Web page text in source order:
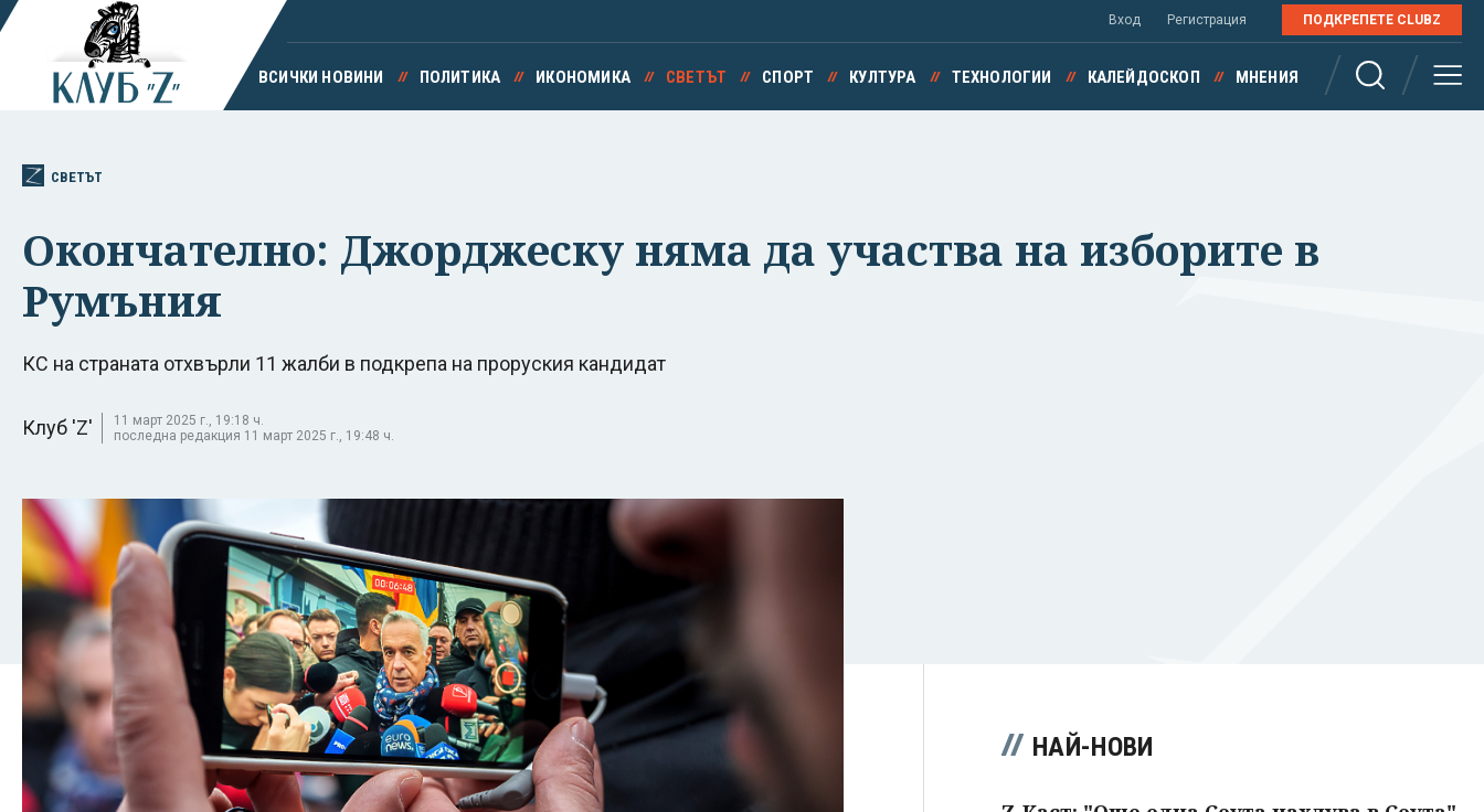
Вход Регистрация ПОДКРЕПЕТЕ CLUBZ
ВСИЧКИ НОВИНИ ПОЛИТИКА ИКОНОМИКА СВЕТЪТ СПОРТ КУЛТУРА ТЕХНОЛОГИИ КАЛЕЙДОСКОП МНЕНИЯ
СВЕТЪТ
Окончателно: Джорджеску няма да участва на изборите в
Румъния
КС на страната отхвърли 11 жалби в подкрепа на проруския кандидат
Клуб 'Z'
11 март 2025 г., 19:18 ч.
последна редакция 11 март 2025 г., 19:48 ч.
НАЙ-НОВИ